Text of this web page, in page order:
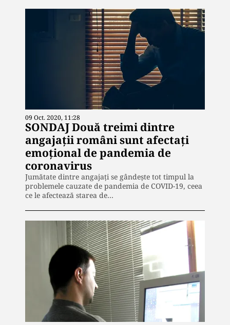
09 Oct. 2020, 11:28
SONDAJ Două treimi dintre
angajații români sunt afectați
emoțional de pandemia de
coronavirus
Jumătate dintre angajați se gândește tot timpul la
problemele cauzate de pandemia de COVID-19, ceea
ce le afectează starea de…